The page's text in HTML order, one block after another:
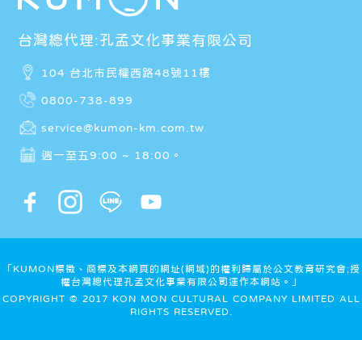
台灣總代理:孔孟文化事業有限公司
104 台北市民權西路48號11樓
0800-738-899
service@kumon-km.com.tw
週一至五9:00 ~ 18:00。
「KUMON標徵、商標及本網頁的網址(網域)的權利歸屬於公文教育研究會;授
權台灣總代理孔孟文化事業有限公司運作本網站。」
COPYRIGHT © 2017 KON MON CULTURAL COMPANY LIMITED ALL
RIGHTS RESERVED.